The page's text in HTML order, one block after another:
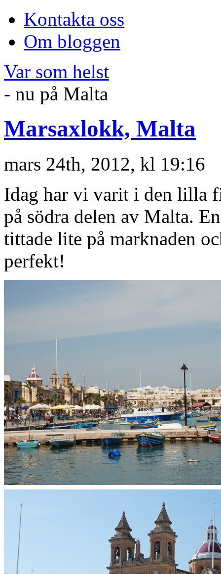
Kontakta oss
Om bloggen
Var som helst
- nu på Malta
Marsaxlokk, Malta
mars 24th, 2012, kl 19:16
Idag har vi varit i den lilla
på södra delen av Malta.
tittade lite på marknaden
perfekt!